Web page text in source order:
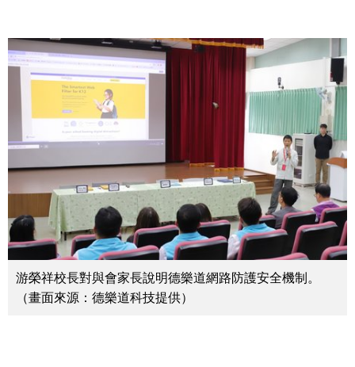
游榮祥校長對與會家長說明德樂道網路防護安全機制。
（畫面來源：德樂道科技提供）